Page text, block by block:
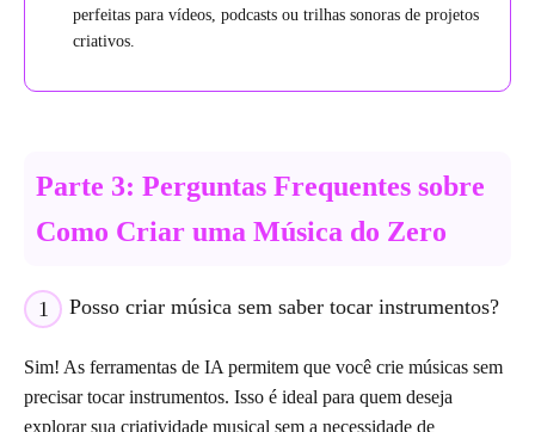
perfeitas para vídeos, podcasts ou trilhas sonoras de projetos
criativos.
Parte 3: Perguntas Frequentes sobre
Como Criar uma Música do Zero
1 Posso criar música sem saber tocar instrumentos?
Sim! As ferramentas de IA permitem que você crie músicas sem
precisar tocar instrumentos. Isso é ideal para quem deseja
explorar sua criatividade musical sem a necessidade de